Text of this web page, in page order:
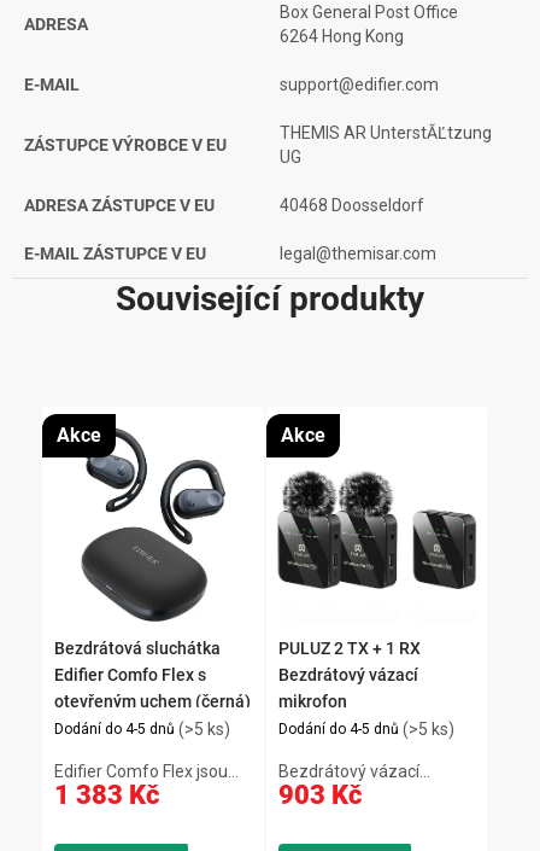
ADRESA
Box General Post Office
6264 Hong Kong
E-MAIL support@edifier.com
ZÁSTUPCE VÝROBCE V EU
THEMIS AR UnterstĂĽtzung
UG
ADRESA ZÁSTUPCE V EU 40468 Doosseldorf
E-MAIL ZÁSTUPCE V EU legal@themisar.com
Související produkty
Akce
Bezdrátová sluchátka
Edifier Comfo Flex s
otevřeným uchem (černá)
Dodání do 4-5 dnů (>5 ks)
1 383 Kč
Edifier Comfo Flex jsou
bezdrátová sluchátka s
která kombinují komfort a
Akce
PULUZ 2 TX + 1 RX
Bezdrátový vázací
mikrofon
Dodání do 4-5 dnů (>5 ks)
903 Kč
Bezdrátový vázací
mikrofon PULUZ 2 TX + 1
zvuk pro vlogy, živé